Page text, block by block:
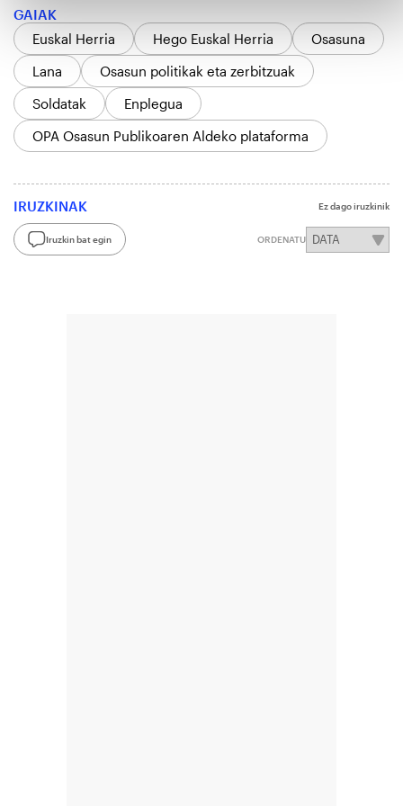
GAIAK
Euskal Herria
Hego Euskal Herria
Osasuna
Lana
Osasun politikak eta zerbitzuak
Soldatak
Enplegua
OPA Osasun Publikoaren Aldeko plataforma
IRUZKINAK Ez dago iruzkinik
Iruzkin bat egin ORDENATU